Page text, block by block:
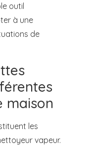
outil
à une
de
maison
les
vapeur.